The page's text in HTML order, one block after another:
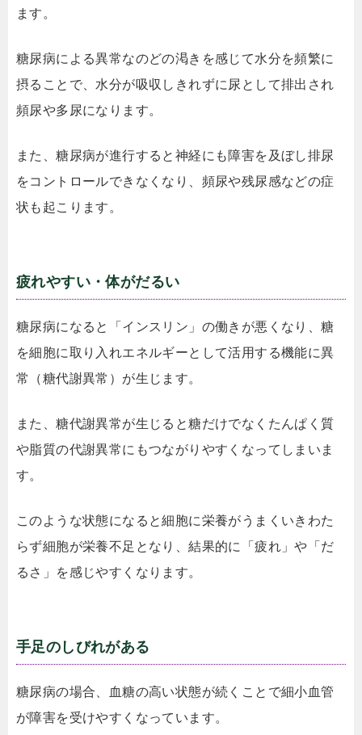
ます。
糖尿病による異常なのどの渇きを感じて水分を頻繁に
摂ることで、水分が吸収しきれずに尿として排出され
頻尿や多尿になります。
また、糖尿病が進行すると神経にも障害を及ぼし排尿
をコントロールできなくなり、頻尿や残尿感などの症
状も起こります。
疲れやすい・体がだるい
糖尿病になると「インスリン」の働きが悪くなり、糖
を細胞に取り入れエネルギーとして活用する機能に異
常（糖代謝異常）が生じます。
また、糖代謝異常が生じると糖だけでなくたんぱく質
や脂質の代謝異常にもつながりやすくなってしまいま
す。
このような状態になると細胞に栄養がうまくいきわた
らず細胞が栄養不足となり、結果的に「疲れ」や「だ
るさ」を感じやすくなります。
手足のしびれがある
糖尿病の場合、血糖の高い状態が続くことで細小血管
が障害を受けやすくなっています。